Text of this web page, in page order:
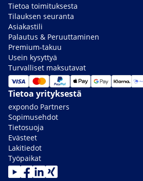
Tietoa toimituksesta
Tilauksen seuranta
Asiakastili
Palautus & Peruuttaminen
Premium-takuu
Usein kysyttyä
Turvalliset maksutavat
Tietoa yrityksestä
expondo Partners
Sopimusehdot
Tietosuoja
Evästeet
Lakitiedot
Työpaikat